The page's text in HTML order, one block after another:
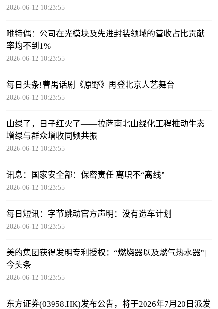
2026-06-12 10:23:55
唯特偶：公司在光模块及先进封装领域的营收占比贡献
率均不到1%
2026-06-12 10:23:55
每日头条!曹禺话剧《原野》再登北京人艺舞台
2026-06-12 10:23:55
山绿了，日子红火了——拉萨南北山绿化工程推动生态
增绿与群众增收同频共振
2026-06-12 10:23:55
讯息：国家安全部：保密责任 离职不“离线”
2026-06-12 10:23:55
每日短讯：字节跳动官方声明：没有造车计划
2026-06-12 10:23:55
美的集团获得发明专利授权：“燃烧器以及燃气热水器”|
今头条
2026-06-12 10:23:55
东方证券(03958.HK)发布公告，将于2026年7月20日派发